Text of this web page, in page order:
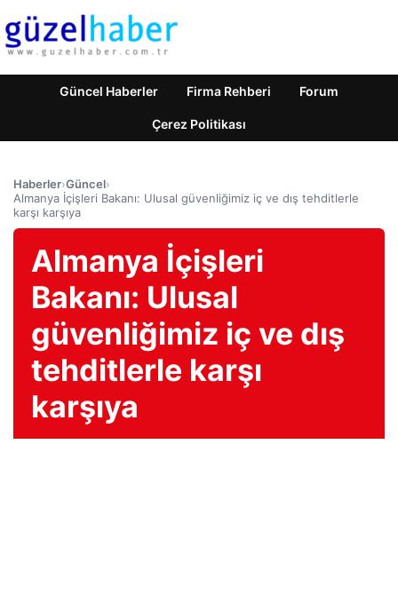
Güncel Haberler Firma Rehberi Forum
Çerez Politikası
Haberler›Güncel›
Almanya İçişleri Bakanı: Ulusal güvenliğimiz iç ve dış tehditlerle
karşı karşıya
Almanya İçişleri
Bakanı: Ulusal
güvenliğimiz iç ve dış
tehditlerle karşı
karşıya